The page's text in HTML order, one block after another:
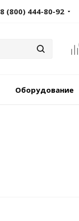
8 (800) 444-80-92
Оборудование